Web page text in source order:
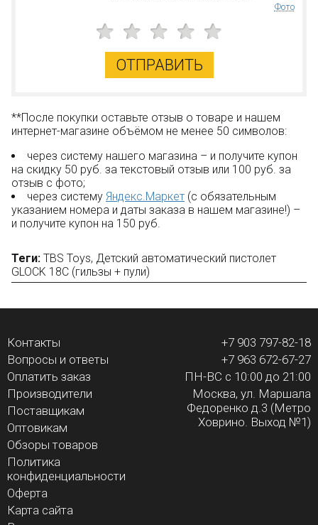
Фото
ОТПРАВИТЬ
**После покупки оставьте отзыв о товаре и нашем
интернет-магазине объёмом не менее 50 символов:
через систему нашего магазина – и получите купон
на скидку 50 руб. за текстовый отзыв или 100 руб. за
отзыв с фото;
через систему Яндекс.Маркет (с обязательным
указанием номера и даты заказа в нашем магазине!) –
и получите купон на 150 руб.
Теги: TBS Toys, Детский автоматический пистолет
GLOCK 18C (гильзы + пули)
Контакты
Вопросы и ответы
Оплатить заказ
Производители
Поставщикам
Оптовикам
Обзоры товаров
Политика
конфиденциальности
Оферта
Карта сайта
+7 903 797-82-18
+7 963 672-67-27
ПН-ВС с 10:00 до 21:00
Москва, ул. Маршала
Федоренко д.3 (Метро
Ховрино. Выход №1)